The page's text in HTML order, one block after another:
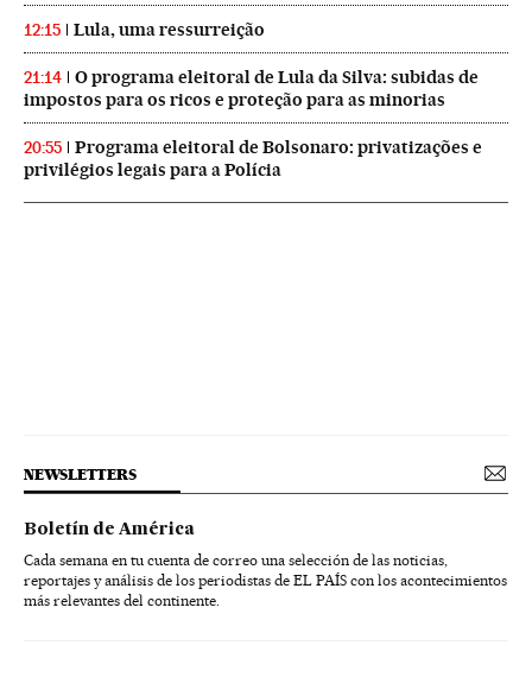
12:15 Lula, uma ressurreição
21:14
O programa eleitoral de Lula da Silva: subidas de
impostos para os ricos e proteção para as minorias
20:55
Programa eleitoral de Bolsonaro: privatizações e
privilégios legais para a Polícia
NEWSLETTERS
Boletín de América
Cada semana en tu cuenta de correo una selección de las noticias,
reportajes y análisis de los periodistas de EL PAÍS con los acontecimientos
más relevantes del continente.